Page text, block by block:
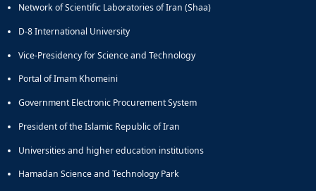
Network of Scientific Laboratories of Iran (Shaa)
D-8 International University
Vice-Presidency for Science and Technology
Portal of Imam Khomeini
Government Electronic Procurement System
President of the Islamic Republic of Iran
Universities and higher education institutions
Hamadan Science and Technology Park